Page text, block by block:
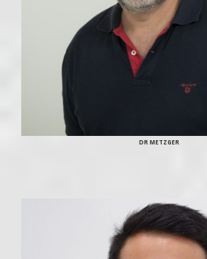
DR METZGER